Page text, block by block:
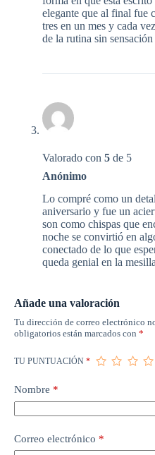
elegante que al final fue
tres en un mes y cada
de la rutina sin
Valorado con 5 de 5
Anónimo
Lo compré como un
aniversario y fue un
son como chispas que
noche se convirtió en
conectado de lo que
queda genial en la
Añade una valoración
Tu dirección de correo electrónico
obligatorios están marcados con *
TU PUNTUACIÓN *
Nombre *
Correo electrónico *